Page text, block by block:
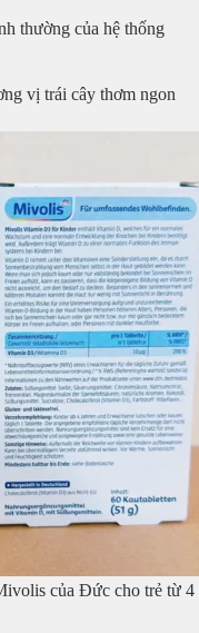
thường của hệ thống
vị trái cây thơm ngon
của Đức cho trẻ từ 4